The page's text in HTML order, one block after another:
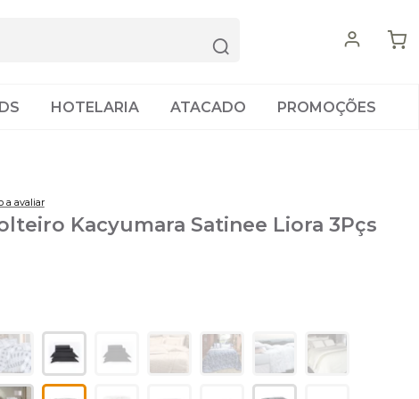
HOTELARIA ATACADO PROMOÇÕES
a avaliar
Kacyumara Satinee Liora 3Pçs